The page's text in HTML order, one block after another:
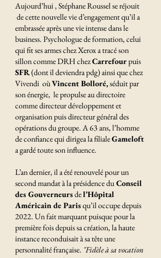
Aujourd’hui , Stéphane Roussel se réjouit
de cette nouvelle vie d’engagement qu’il a
embrassée après une vie intense dans le
business. Psychologue de formation, celui
qui fit ses armes chez Xerox a tracé son
sillon comme DRH chezCarrefourpuis
SFR(dont il deviendra pdg) ainsi que chez
Vivendi oùVincent Bolloré,séduit par
son énergie, le propulse au directoire
comme directeur développement et
organisation puis directeur général des
opérations du groupe. A 63 ans, l’homme
de confiance qui dirigea la filialeGameloft
a gardé toute son influence.
L’an dernier, il a été renouvelé pour un
second mandat à la présidence duConseil
des Gouverneursdel’Hôpital
Américain de Parisqu’il occupe depuis
2022. Un fait marquant puisque pour la
première fois depuis sa création, la haute
instance reconduisait à sa tête une
personnalité française. "Fidèle à sa vocation